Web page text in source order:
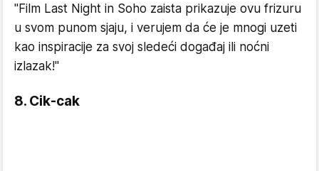
"Film Last Night in Soho zaista prikazuje ovu frizuru
u svom punom sjaju, i verujem da će je mnogi uzeti
kao inspiracije za svoj sledeći događaj ili noćni
izlazak!"
8. Cik-cak